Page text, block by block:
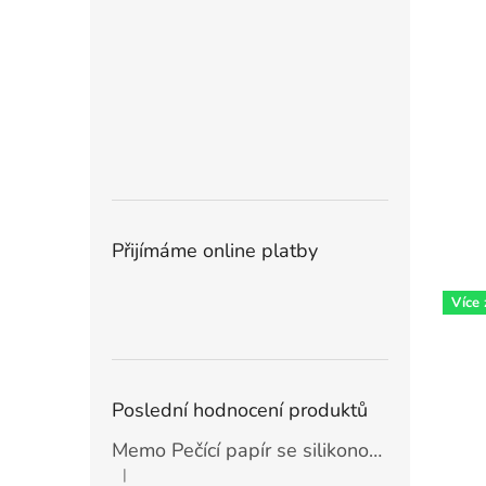
Přijímáme online platby
Poslední hodnocení produktů
Memo Pečící papír se silikonovou vrstvou (30 ks)
|
Více